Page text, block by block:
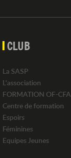
CLUB
La SASP
L'association
FORMATION OF-CFA
Centre de formation
Espoirs
Féminines
Equipes Jeunes